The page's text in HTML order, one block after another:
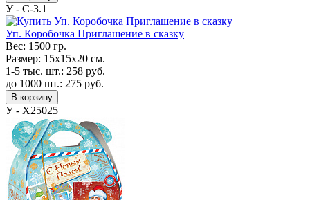
У - C-3.1
Уп. Коробочка Приглашение в сказку
Вес: 1500 гр.
Размер: 15х15х20 см.
1-5 тыс. шт.: 258 руб.
до 1000 шт.: 275 руб.
В корзину
У - Х25025